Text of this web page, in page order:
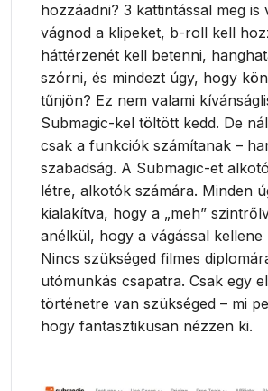
hozzáadni? 3 kattintással meg is
vágnod a klipeket, b-roll kell
háttérzenét kell betenni,
szórni, és mindezt úgy, hogy
tűnjön? Ez nem valami
Submagic-kel töltött kedd. De
csak a funkciók számítanak –
szabadság. A Submagic-et
létre, alkotók számára. Minden
kialakítva, hogy a „meh”
anélkül, hogy a vágással kellene
Nincs szükséged filmes
utómunkás csapatra. Csak egy
történetre van szükséged – mi
hogy fantasztikusan nézzen ki.